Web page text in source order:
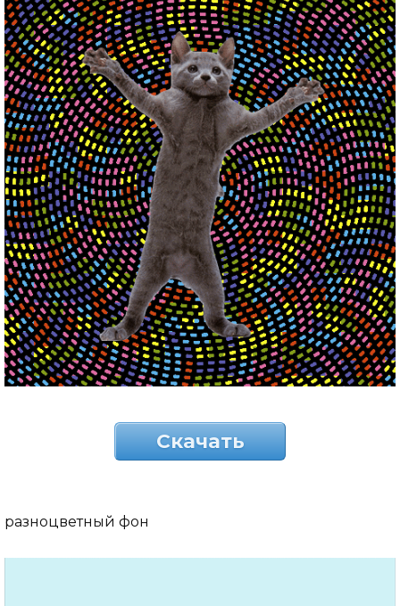
Скачать
разноцветный фон